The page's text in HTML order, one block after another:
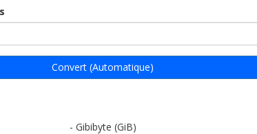
Convert (Automatique)
- Gibibyte (GiB)